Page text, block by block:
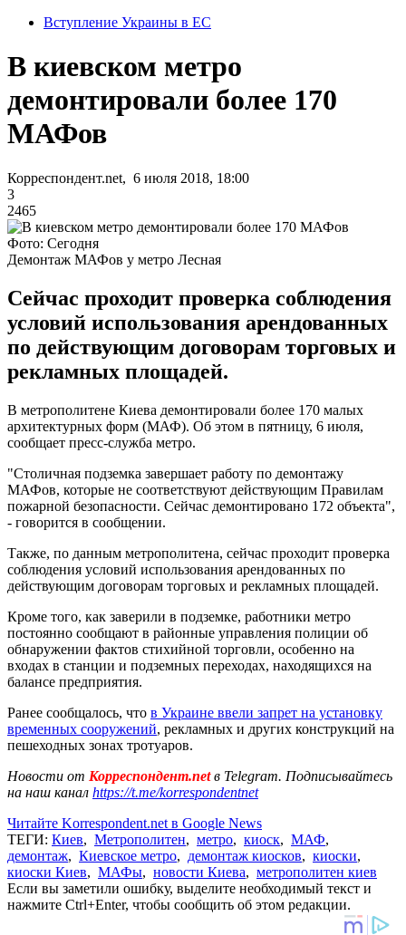
Вступление Украины в ЕС
В киевском метро
демонтировали более 170
МАФов
Корреспондент.net, 6 июля 2018, 18:00
3
2465
Фото: Сегодня
Демонтаж МАФов у метро Лесная
Сейчас проходит проверка соблюдения
условий использования арендованных
по действующим договорам торговых и
рекламных площадей.
В метрополитене Киева демонтировали более 170 малых
архитектурных форм (МАФ). Об этом в пятницу, 6 июля,
сообщает пресс-служба метро.
"Столичная подземка завершает работу по демонтажу
МАФов, которые не соответствуют действующим Правилам
пожарной безопасности. Сейчас демонтировано 172 объекта",
- говорится в сообщении.
Также, по данным метрополитена, сейчас проходит проверка
соблюдения условий использования арендованных по
действующим договорам торговых и рекламных площадей.
Кроме того, как заверили в подземке, работники метро
постоянно сообщают в районные управления полиции об
обнаружении фактов стихийной торговли, особенно на
входах в станции и подземных переходах, находящихся на
балансе предприятия.
Ранее сообщалось, что в Украине ввели запрет на установку
временных сооружений, рекламных и других конструкций на
пешеходных зонах тротуаров.
Новости от Корреспондент.netв Telegram. Подписывайтесь
на наш канал https://t.me/korrespondentnet
Читайте Korrespondent.net в Google News
ТЕГИ: Киев, Метрополитен, метро, киоск, МАФ,
демонтаж, Киевское метро, демонтаж киосков, киоски,
киоски Киев, МАФы, новости Киева, метрополитен киев
Если вы заметили ошибку, выделите необходимый текст и
нажмите Ctrl+Enter, чтобы сообщить об этом редакции.